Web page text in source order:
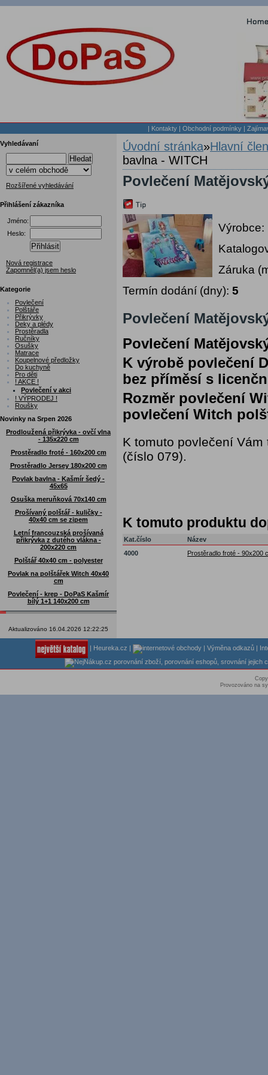
| Kontakty | Obchodní podmínky |
Vyhledávaní
Hledat
Rozšířené vyhledávání
Přihlášení zákazníka
Jméno:
Heslo:
Přihlásit
Nová registrace
Zapomněl(a) jsem heslo
Kategorie
Povlečení
Polštáře
Přikrývky
Deky a plédy
Prostěradla
Ručníky
Osušky
Matrace
Koupelnové předložky
Do kuchyně
Pro děti
! AKCE !
Povlečení v akci
! VÝPRODEJ !
Roušky
Novinky na Srpen 2026
Prodloužená přikrývka - ovčí vlna
- 135x220 cm
Prostěradlo froté - 160x200 cm
Prostěradlo Jersey 180x200 cm
Povlak bavlna - Kašmír šedý -
45x65
Osuška meruňková 70x140 cm
Prošívaný polštář - kuličky -
40x40 cm se zipem
Letní francouzská prošívaná
přikrývka z dutého vlákna -
200x220 cm
Polštář 40x40 cm - polyester
Povlak na polštářek Witch 40x40
cm
Povlečení - krep - DoPaS Kašmír
bílý 1+1 140x200 cm
Aktualizováno 16.04.2026 12:22:25
Úvodní stránka»Hlavní
bavlna - WITCH
Povlečení
Výrobce:
Záruka
Termín dodání (dny): 5
Povlečení
Povlečení
K výrobě povlečení
bez příměsí s
Rozměr povlečení
povlečení Witch
K tomuto povlečení
(číslo 079).
K tomuto produktu
Kat.číslo
Název
4000
Prostěradlo froté - 90x200
Heureka.cz Výměna odkazů
Provozováno na